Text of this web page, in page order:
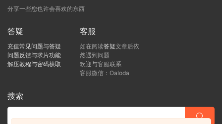
分享一些您也许会喜欢的东西
答疑
充值常见问题与答疑
问题反馈与求片功能
解压教程与密码获取
客服
如在阅读答疑文章后依
然遇到问题
欢迎与客服联系
客服微信：Oaloda
搜索